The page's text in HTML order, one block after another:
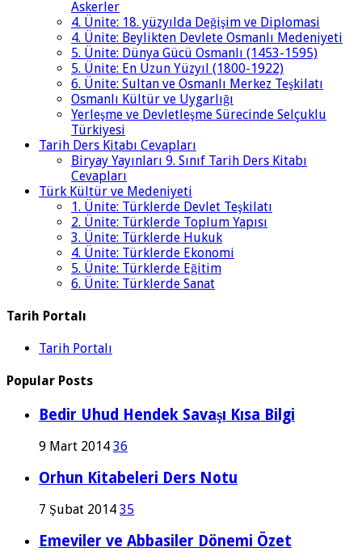
Askerler
4. Ünite: 18. yüzyılda Değişim ve Diplomasi
4. Ünite: Beylikten Devlete Osmanlı Medeniyeti
5. Ünite: Dünya Gücü Osmanlı (1453-1595)
5. Ünite: En Uzun Yüzyıl (1800-1922)
6. Ünite: Sultan ve Osmanlı Merkez Teşkilatı
Osmanlı Kültür ve Uygarlığı
Yerleşme ve Devletleşme Sürecinde Selçuklu
Türkiyesi
Tarih Ders Kitabı Cevapları
Biryay Yayınları 9. Sınıf Tarih Ders Kitabı
Cevapları
Türk Kültür ve Medeniyeti
1. Ünite: Türklerde Devlet Teşkilatı
2. Ünite: Türklerde Toplum Yapısı
3. Ünite: Türklerde Hukuk
4. Ünite: Türklerde Ekonomi
5. Ünite: Türklerde Eğitim
6. Ünite: Türklerde Sanat
Tarih Portalı
Tarih Portalı
Popular Posts
Bedir Uhud Hendek Savaşı Kısa Bilgi
9 Mart 2014 36
Orhun Kitabeleri Ders Notu
7 Şubat 2014 35
Emeviler ve Abbasiler Dönemi Özet